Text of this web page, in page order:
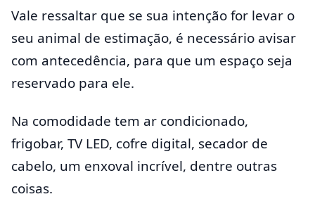
Vale ressaltar que se sua intenção for levar o
seu animal de estimação, é necessário avisar
com antecedência, para que um espaço seja
reservado para ele.
Na comodidade tem ar condicionado,
frigobar, TV LED, cofre digital, secador de
cabelo, um enxoval incrível, dentre outras
coisas.